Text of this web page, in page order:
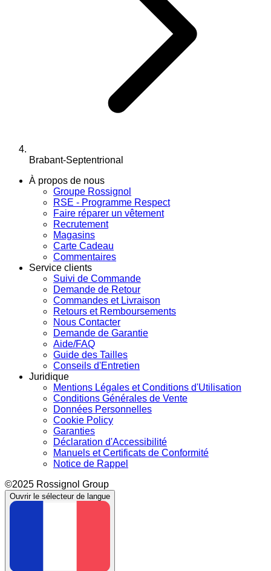
Brabant-Septentrional
À propos de nous
Groupe Rossignol
RSE - Programme Respect
Faire réparer un vêtement
Recrutement
Magasins
Carte Cadeau
Commentaires
Service clients
Suivi de Commande
Demande de Retour
Commandes et Livraison
Retours et Remboursements
Nous Contacter
Demande de Garantie
Aide/FAQ
Guide des Tailles
Conseils d'Entretien
Juridique
Mentions Légales et Conditions d'Utilisation
Conditions Générales de Vente
Données Personnelles
Cookie Policy
Garanties
Déclaration d'Accessibilité
Manuels et Certificats de Conformité
Notice de Rappel
©2025 Rossignol Group
Ouvrir le sélecteur de langue